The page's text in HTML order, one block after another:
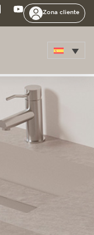
Zona cliente